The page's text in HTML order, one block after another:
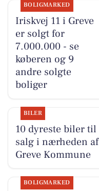
BOLIGMARKED
Iriskvej 11 i Greve
er solgt for
7.000.000 - se
køberen og 9
andre solgte
boliger
BILER
10 dyreste biler til
salg i nærheden af
Greve Kommune
BOLIGMARKED